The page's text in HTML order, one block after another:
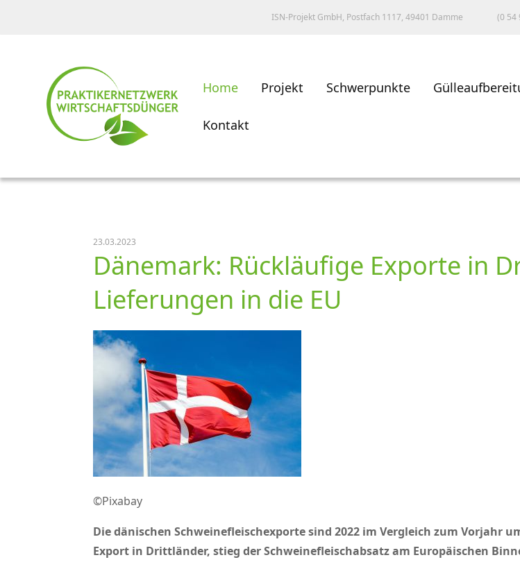
ISN-Projekt GmbH, Postfach 1117, 49401 Damme (0 54
Home Projekt Schwerpunkte
Kontakt
23.03.2023
Dänemark: Rückläufige Exporte in
Lieferungen in die EU
©Pixabay
Die dänischen Schweinefleischexporte sind 2022 im Vergleich zum Vorjahr
Export in Drittländer, stieg der Schweinefleischabsatz am Europäischen